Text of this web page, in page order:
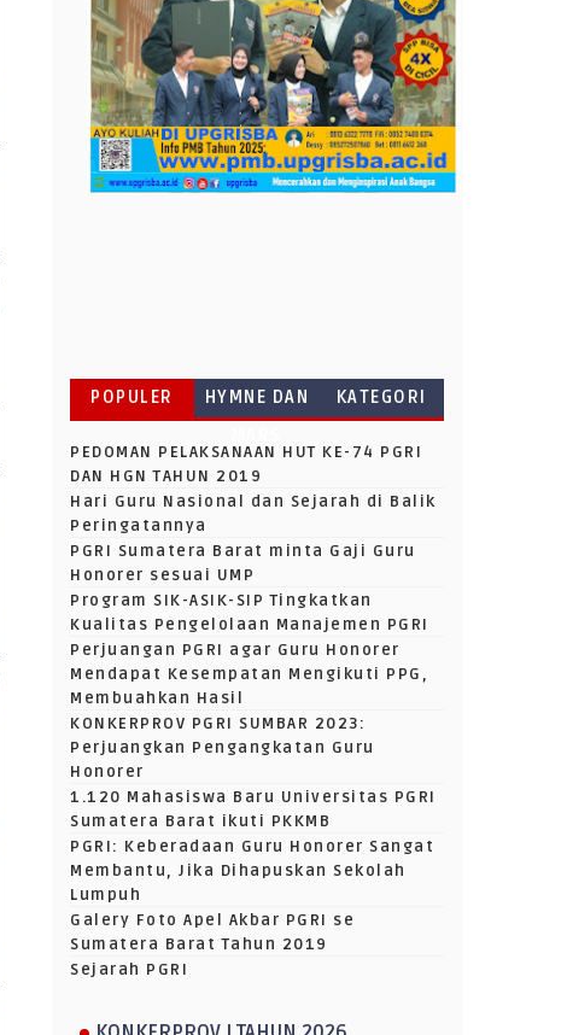
POPULER
HYMNE DAN
KATEGORI
PEDOMAN PELAKSANAAN HUT KE-74 PGRI
DAN HGN TAHUN 2019
Hari Guru Nasional dan Sejarah di Balik
Peringatannya
PGRI Sumatera Barat minta Gaji Guru
Honorer sesuai UMP
Program SIK-ASIK-SIP Tingkatkan
Kualitas Pengelolaan Manajemen PGRI
Perjuangan PGRI agar Guru Honorer
Mendapat Kesempatan Mengikuti PPG,
Membuahkan Hasil
KONKERPROV PGRI SUMBAR 2023:
Perjuangkan Pengangkatan Guru
Honorer
1.120 Mahasiswa Baru Universitas PGRI
Sumatera Barat ikuti PKKMB
PGRI: Keberadaan Guru Honorer Sangat
Membantu, Jika Dihapuskan Sekolah
Lumpuh
Galery Foto Apel Akbar PGRI se
Sumatera Barat Tahun 2019
Sejarah PGRI